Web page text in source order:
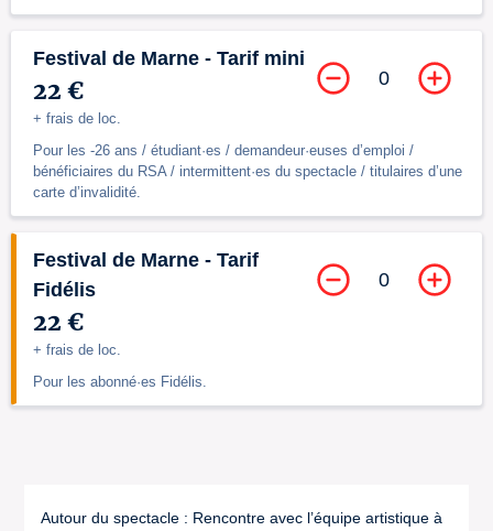
Festival de Marne - Tarif mini
22 €
+ frais de loc.
Pour les -26 ans / étudiant·es / demandeur·euses d’emploi /
bénéficiaires du RSA / intermittent·es du spectacle / titulaires d’une
carte d’invalidité.
0
Festival de Marne - Tarif
Fidélis
22 €
+ frais de loc.
Pour les abonné·es Fidélis.
0
Autour du spectacle : Rencontre avec l’équipe artistique à